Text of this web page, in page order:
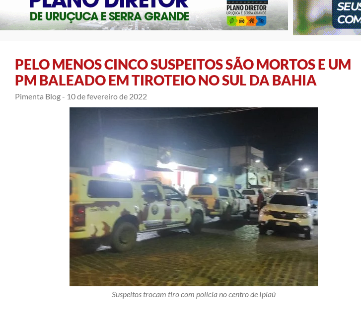
PELO MENOS CINCO SUSPEITOS SÃO MORTOS E UM
PM BALEADO EM TIROTEIO NO SUL DA BAHIA
Pimenta Blog - 10 de fevereiro de 2022
Suspeitos trocam tiro com polícia no centro de Ipiaú